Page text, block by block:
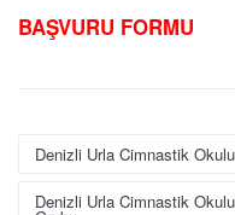
BAŞVURU FORMU
Denizli Urla Cimnastik
Denizli Urla Cimnastik